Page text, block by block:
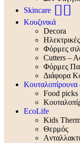
Skincare 🧖‍♀️
Κουζινικά
Decora
Φόρμες
Cutters –
Φόρμες
Διάφορα
Food picks
EcoLife
Kids
Θερμός